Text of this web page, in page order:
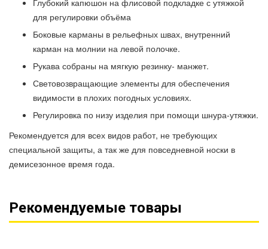
Глубокий капюшон на флисовой подкладке с утяжкой
для регулировки объёма
Боковые карманы в рельефных швах, внутренний
карман на молнии на левой полочке.
Рукава собраны на мягкую резинку- манжет.
Световозвращающие элементы для обеспечения
видимости в плохих погодных условиях.
Регулировка по низу изделия при помощи шнура-утяжки.
Рекомендуется для всех видов работ, не требующих
специальной защиты, а так же для повседневной носки в
демисезонное время года.
Рекомендуемые товары